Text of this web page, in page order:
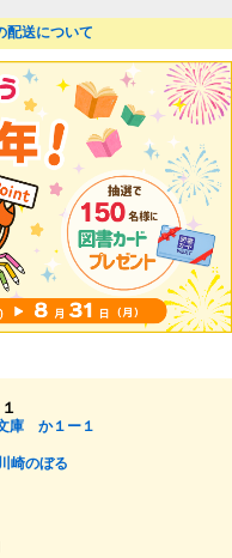
配送について
庫 か１ー１
崎のぼる